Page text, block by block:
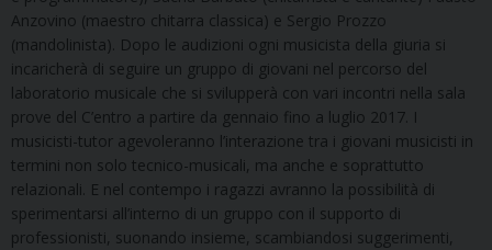
Anzovino (maestro chitarra classica) e Sergio Prozzo
(mandolinista). Dopo le audizioni ogni musicista della giuria si
incaricherà di seguire un gruppo di giovani nel percorso del
laboratorio musicale che si svilupperà con vari incontri nella sala
prove del C’entro a partire da gennaio fino a luglio 2017. I
musicisti-tutor agevoleranno l’interazione tra i giovani musicisti in
termini non solo tecnico-musicali, ma anche e soprattutto
relazionali. E nel contempo i ragazzi avranno la possibilità di
sperimentarsi all’interno di un gruppo con il supporto di
professionisti, suonando insieme, scambiandosi suggerimenti,